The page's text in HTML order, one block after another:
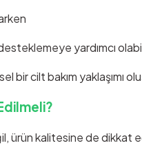
yardımcı
bir cilt bakım yaklaşımı
ürün kalitesine de dikkat